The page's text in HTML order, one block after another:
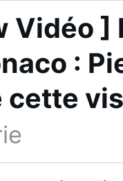
Vidéo ]
:
cette